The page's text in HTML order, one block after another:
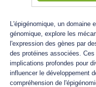
L'épigénomique, un
génomique, explore les
l'expression des gènes par
des protéines associées.
implications profondes pour
influencer le développement
compréhension de